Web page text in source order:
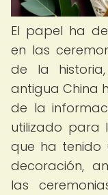
El papel ha
en las
de la
antigua China
de la
utilizado para
que ha tenido
decoración,
las